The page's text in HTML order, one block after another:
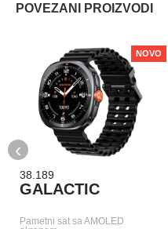
POVEZANI PROIZVODI
NOVO
38.189
GALACTIC
Pametni sat sa AMOLED
‹